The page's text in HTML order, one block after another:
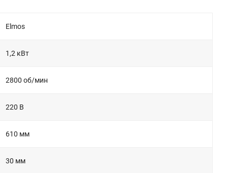
Elmos
1,2 кВт
2800 об/мин
220 В
610 мм
30 мм